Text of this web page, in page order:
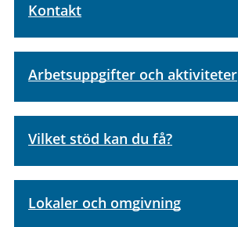
Kontakt
Arbetsuppgifter och aktiviteter
Vilket stöd kan du få?
Lokaler och omgivning